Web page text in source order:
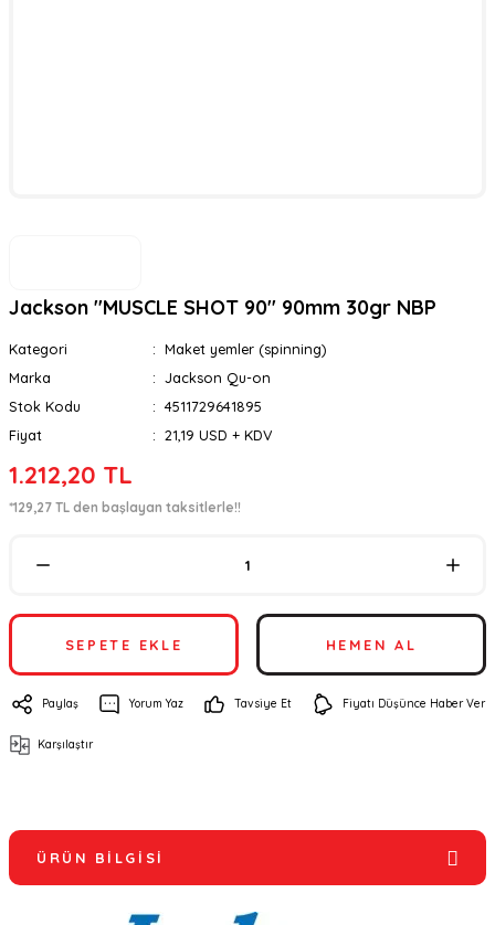
Jackson ''MUSCLE SHOT 90'' 90mm 30gr NBP
Kategori
Maket yemler (spinning)
Marka
Jackson Qu-on
Stok Kodu
4511729641895
Fiyat
21,19 USD + KDV
1.212,20 TL
*129,27 TL den başlayan taksitlerle!!
SEPETE EKLE HEMEN AL
Paylaş Yorum Yaz Tavsiye Et Fiyatı Düşünce Haber Ver
Karşılaştır
ÜRÜN BILGISI